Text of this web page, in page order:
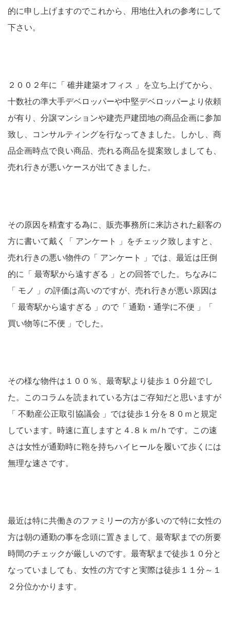
的に申し上げますのでこれから、用地仕入れの参考にして
下さい。
２００２年に「 碓井建築オフィス 」を立ち上げてから、
十数社の準大手デベロッパーや中堅デベロッパーより依頼
が有り、分譲マンションや建売戸建団地の商品企画に参加
致し、コンサルティングを行なってきました。しかし、商
品企画時点で良い商品、売れる商品を提案致しましても、
売れ行きが悪いケースが出てきました。
その原因を精査する為に、販売事務所に来訪された顧客の
方に書いて戴く「 アンケート 」をチェック致しますと、
売れ行きの悪い物件の「 アンケート 」では、最近は圧倒
的に「 最寄駅から遠すぎる 」との回答でした。ちなみに
「 モノ 」の評価は高いのですが、売れ行きが悪い原因は
「 最寄駅から遠すぎる 」ので「 通勤・通学に不便 」「
買い物等に不便 」でした。
その様な物件は１００％、最寄駅より徒歩１０分超でし
た。このコラムを読まれている方はご存知だと思いますが
「 不動産公正取引協議会 」では徒歩１分を８０ｍと規定
しています。時速に直しますと４.８ｋｍ/ｈです。この速
さは女性が通勤時に鞄を持ちハイヒールを履いて歩くには
無理な速さです。
最近は特に共働きのファミリーの方が多いので特に女性の
方は朝の通勤の事を念頭に置きまして、最寄駅までの所要
時間のチェックが厳しいのです。最寄駅まで徒歩１０分と
なっていましても、女性の方ですと実際は徒歩１１分～１
２分位かかります。